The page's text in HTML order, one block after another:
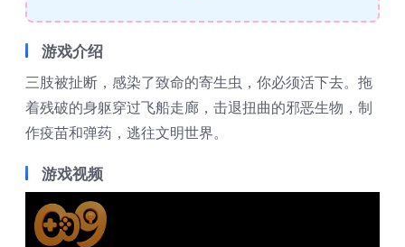
游戏介绍
三肢被扯断，感染了致命的寄生虫，你必须活下去。拖
着残破的身躯穿过飞船走廊，击退扭曲的邪恶生物，制
作疫苗和弹药，逃往文明世界。
游戏视频